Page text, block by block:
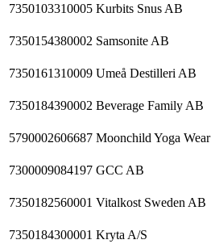
7350103310005 Kurbits Snus AB
7350154380002 Samsonite AB
7350161310009 Umeå Destilleri AB
7350184390002 Beverage Family AB
5790002606687 Moonchild Yoga Wear
7300009084197 GCC AB
7350182560001 Vitalkost Sweden AB
7350184300001 Kryta A/S